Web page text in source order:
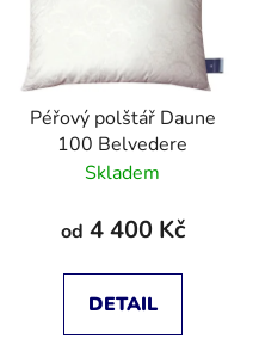
Péřový polštář Daune
100 Belvedere
Skladem
od 4 400 Kč
DETAIL